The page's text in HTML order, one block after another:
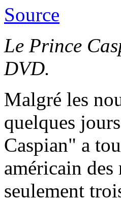
Source
Le Prince
DVD.
Malgré les
quelques
Caspian" a
américain
seulement